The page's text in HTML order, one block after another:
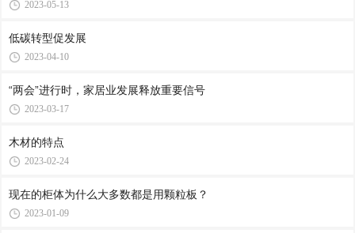
2023-05-13
低碳转型促发展
2023-04-10
“两会”进行时，家居业发展释放重要信号
2023-03-17
木材的特点
2023-02-24
现在的柜体为什么大多数都是用颗粒板？
2023-01-09